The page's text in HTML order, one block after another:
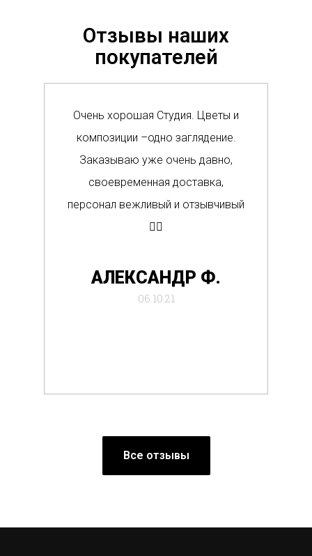
Отзывы наших
покупателей
Очень хорошая Студия. Цветы и
композиции –одно заглядение.
Заказываю уже очень давно,
своевременная доставка,
персонал вежливый и отзывчивый
👍🏼
АЛЕКСАНДР Ф.
06.10.21
Все отзывы